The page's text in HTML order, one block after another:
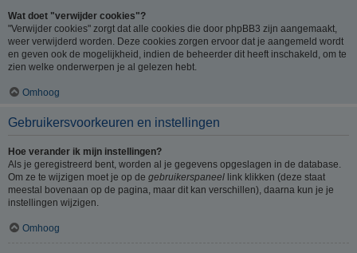
Wat doet "verwijder cookies"?
"Verwijder cookies" zorgt dat alle cookies die door phpBB3 zijn aangemaakt,
weer verwijderd worden. Deze cookies zorgen ervoor dat je aangemeld wordt
en geven ook de mogelijkheid, indien de beheerder dit heeft inschakeld, om te
zien welke onderwerpen je al gelezen hebt.
Omhoog
Gebruikersvoorkeuren en instellingen
Hoe verander ik mijn instellingen?
Als je geregistreerd bent, worden al je gegevens opgeslagen in de database.
Om ze te wijzigen moet je op de gebruikerspaneel link klikken (deze staat
meestal bovenaan op de pagina, maar dit kan verschillen), daarna kun je je
instellingen wijzigen.
Omhoog